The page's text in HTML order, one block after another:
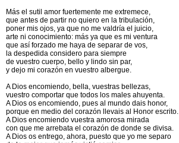
Más el sutil amor fuertemente me extremece,
que antes de partir no quiero en la tribulación,
poner mis ojos, ya que no me valdría el juicio,
arte ni conocimiento: más ya que es mi ventura
que así forzado me haya de separar de vos,
la despedida considero para siempre
de vuestro cuerpo, bello y lindo sin par,
y dejo mi corazón en vuestro albergue.
A Dios encomiendo, bella, vuestras bellezas,
vuestro comportar que todos los males ahuyenta.
A Dios os encomiendo, pues al mundo dais honor,
porque en medio del corazón llevais al Honor escrito.
A Dios encomiendo vuestra amorosa mirada
con que me arrebata el corazón de donde se divisa.
A Dios os entrego, ahora, puesto que yo me separo